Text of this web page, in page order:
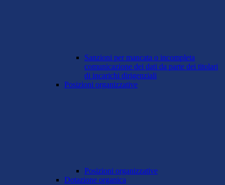
Sanzioni per mancata o incompleta
comunicazione dei dati da parte dei titolari
di incarichi dirigenziali
Posizioni organizzative
Posizioni organizzative
Dotazione organica